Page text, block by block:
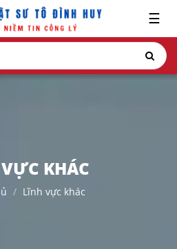
☰
KHÁC
Lĩnh vực khác